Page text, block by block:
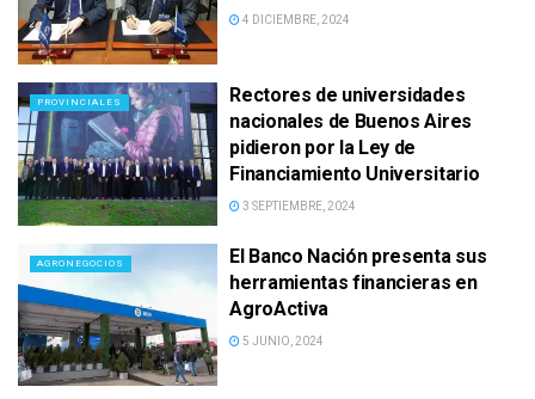
4 DICIEMBRE, 2024
PROVINCIALES
Rectores de universidades
nacionales de Buenos Aires
pidieron por la Ley de
Financiamiento Universitario
3 SEPTIEMBRE, 2024
AGRONEGOCIOS
El Banco Nación presenta sus
herramientas financieras en
AgroActiva
5 JUNIO, 2024